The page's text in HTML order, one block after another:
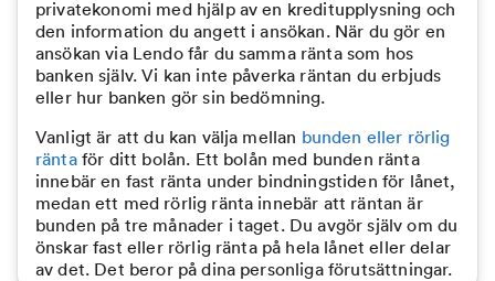
privatekonomi med hjälp av en kreditupplysning och
den information du angett i ansökan. När du gör en
ansökan via Lendo får du samma ränta som hos
banken själv. Vi kan inte påverka räntan du erbjuds
eller hur banken gör sin bedömning.
Vanligt är att du kan välja mellan bunden eller rörlig
räntaför ditt bolån. Ett bolån med bunden ränta
innebär en fast ränta under bindningstiden för lånet,
medan ett med rörlig ränta innebär att räntan är
bunden på tre månader i taget. Du avgör själv om du
önskar fast eller rörlig ränta på hela lånet eller delar
av det. Det beror på dina personliga förutsättningar.